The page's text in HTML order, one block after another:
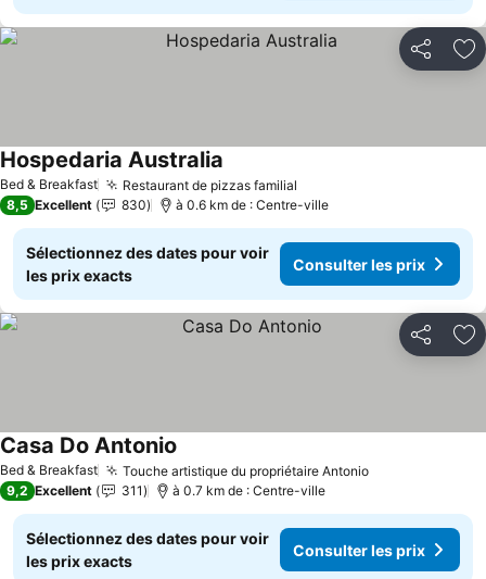
Partager
Bed & Breakfast Restaurant de pizzas familial
Hospedaria Australia
8,5 Excellent 830 à 0.6 km de : Centre-ville
Sélectionnez des dates pour voir
les prix exacts
Consulter les prix
Partager
Bed & Breakfast Touche artistique du propriétaire Antonio
Casa Do Antonio
9,2 Excellent 311 à 0.7 km de : Centre-ville
Sélectionnez des dates pour voir
les prix exacts
Consulter les prix